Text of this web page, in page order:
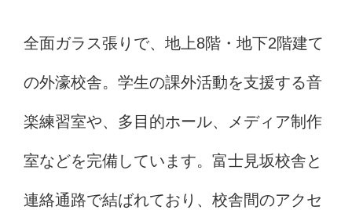
全面ガラス張りで、地上8階・地下2階建て
の外濠校舎。学生の課外活動を支援する音
楽練習室や、多目的ホール、メディア制作
室などを完備しています。富士見坂校舎と
連絡通路で結ばれており、校舎間のアクセ